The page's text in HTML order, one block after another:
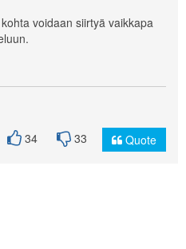
voidaan siirtyä vaikkapa
34 33 Quote